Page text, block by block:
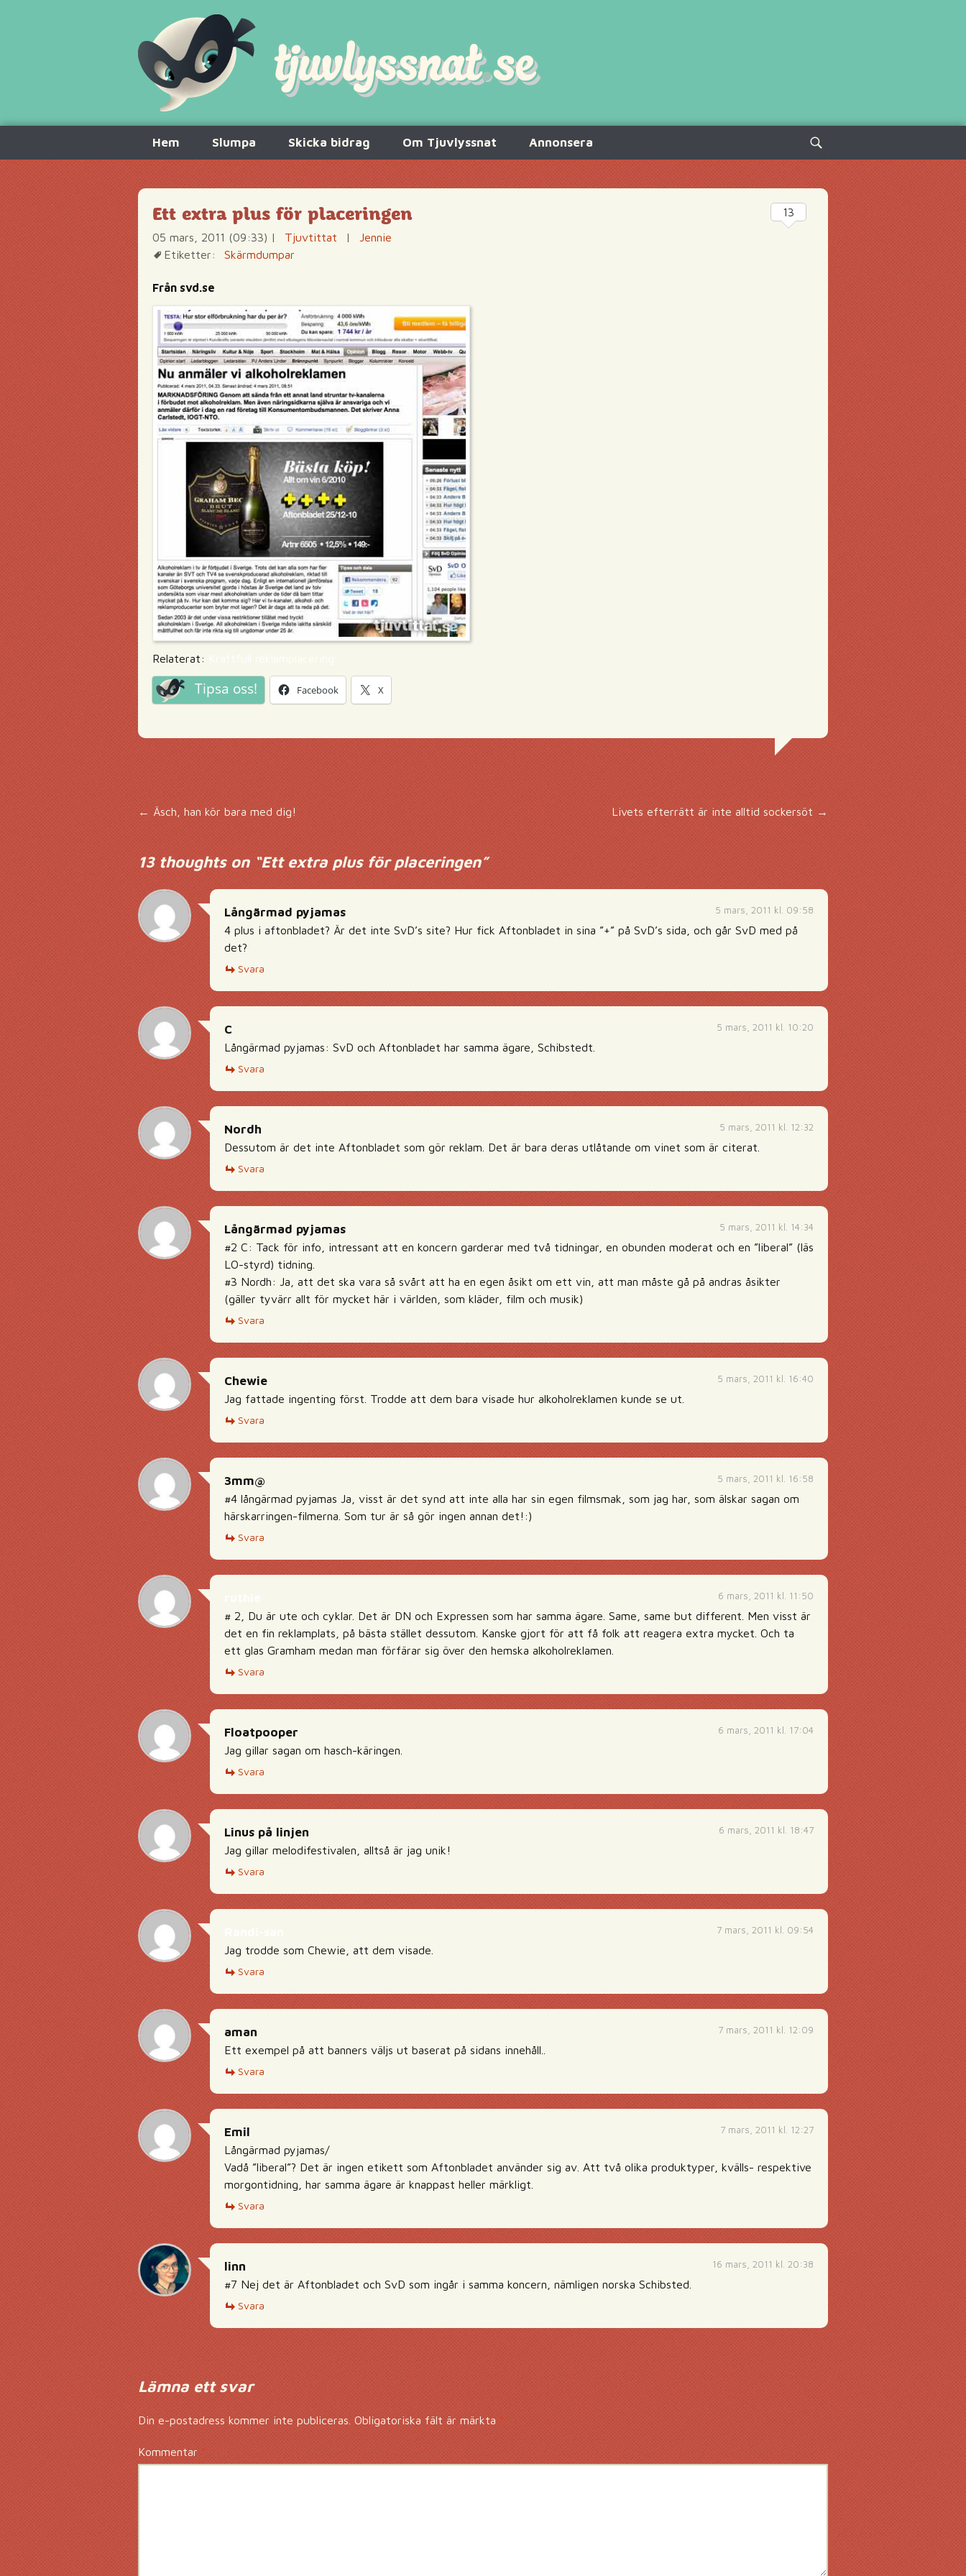
innehåll
Hem Slumpa Skicka bidrag Om Tjuvlyssnat Annonsera
Sök
efter:
Ett extra plus för placeringen
05 mars, 2011 (09:33) | Tjuvtittat |
Jennie
Etiketter:
Skärmdumpar
Från svd.se
Relaterat:
Tipsa oss! Facebook X
13
Inläggsnavigering
← Äsch, han kör bara med dig! Livets efterrätt är inte alltid sockersöt→
13 thoughts on “Ett extra plus för placeringen”
5 mars, 2011 kl. 09:58
Långärmad pyjamas
4 plus i aftonbladet? Är det inte SvD’s site? Hur fick Aftonbladet in sina ”+” på SvD’s sida, och går SvD med på
det?
Svara
5 mars, 2011 kl. 10:20
C
Långärmad pyjamas: SvD och Aftonbladet har samma ägare, Schibstedt.
Svara
5 mars, 2011 kl. 12:32
Nordh
Dessutom är det inte Aftonbladet som gör reklam. Det är bara deras utlåtande om vinet som är citerat.
Svara
5 mars, 2011 kl. 14:34
Långärmad pyjamas
#2 C: Tack för info, intressant att en koncern garderar med två tidningar, en obunden moderat och en ”liberal” (läs
LO-styrd) tidning.
#3 Nordh: Ja, att det ska vara så svårt att ha en egen åsikt om ett vin, att man måste gå på andras åsikter
(gäller tyvärr allt för mycket här i världen, som kläder, film och musik)
Svara
5 mars, 2011 kl. 16:40
Chewie
Jag fattade ingenting först. Trodde att dem bara visade hur alkoholreklamen kunde se ut.
Svara
5 mars, 2011 kl. 16:58
3mm@
#4 långärmad pyjamas Ja, visst är det synd att inte alla har sin egen filmsmak, som jag har, som älskar sagan om
härskarringen-filmerna. Som tur är så gör ingen annan det!:)
Svara
6 mars, 2011 kl. 11:50
# 2, Du är ute och cyklar. Det är DN och Expressen som har samma ägare. Same, same but different. Men visst är
det en fin reklamplats, på bästa stället dessutom. Kanske gjort för att få folk att reagera extra mycket. Och ta
ett glas Gramham medan man förfärar sig över den hemska alkoholreklamen.
Svara
6 mars, 2011 kl. 17:04
Floatpooper
Jag gillar sagan om hasch-käringen.
Svara
6 mars, 2011 kl. 18:47
Linus på linjen
Jag gillar melodifestivalen, alltså är jag unik!
Svara
7 mars, 2011 kl. 09:54
Jag trodde som Chewie, att dem visade.
Svara
7 mars, 2011 kl. 12:09
aman
Ett exempel på att banners väljs ut baserat på sidans innehåll..
Svara
7 mars, 2011 kl. 12:27
Emil
Långärmad pyjamas/
Vadå ”liberal”? Det är ingen etikett som Aftonbladet använder sig av. Att två olika produktyper, kvälls- respektive
morgontidning, har samma ägare är knappast heller märkligt.
Svara
16 mars, 2011 kl. 20:38
linn
#7 Nej det är Aftonbladet och SvD som ingår i samma koncern, nämligen norska Schibsted.
Svara
Lämna ett svar
Din e-postadress kommer inte publiceras. Obligatoriska fält är märkta*
Kommentar*